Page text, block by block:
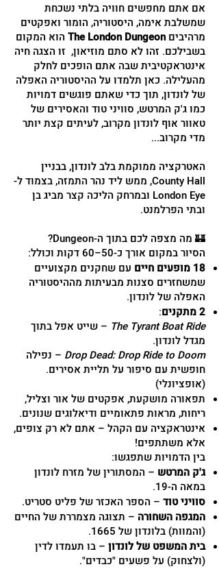
אם אתם מחפשים חוויה בלתי נשכחת
שמשלבת אימה, היסטוריה, הומור ואפקטים
מרהיביםThe London Dungeon הוא המקום
בשבילכם. זהו לא סתם מוזיאון, זו הצגה חיה
אינטראקטיבית שבה אתם הופכים לחלק
מהעלילה. כאן תלמדו על ההיסטוריה האפלה
של לונדון, תוך כדי שאתם פוגשים דמויות
כמו ג'ק המרטש, סוויני טוד והאסירים של
טאוור אוף לונדון מקרוב, לעיתים קצת יותר
מדי מקרוב...
האטרקציה ממוקמת בלב לונדון, בבניין
County Hall, ממש ליד נהר התמזה, בצמוד ל-
London Eye ובמרחק הליכה קצר מביג בן
ובתי הפרלמנט.
🏰 מה מצפה לכם בתוך ה-Dungeon?
הסיור במקום אורך כ-50–60 דקות וכולל:
18 מופעים חיים
עם שחקנים מקצועיים
שמשחזרים סצנות מבעיתות מההיסטוריה
האפלה של לונדון.
2 מתקנים
:
The Tyrant Boat Ride – שייט אפל בתוך
מגדל לונדון.
Drop Dead: Drop Ride to Doom – נפילה
חופשית עם סיפור על תליית אסירים.
(אופציונלי)
תפאורה מושקעת, אפקטים של אור וצליל,
ריחות, מראות פתאומיים ודיאלוגים שנונים.
אינטראקציה עם הקהל – אתם לא רק צופים,
אלא משתתפים!
בין הדמויות שתפגשו:
ג'ק המרטש – המסתורין של מזרח לונדון
במאה ה-19.
סוויני טוד – הספר האכזר של פליט סטריט.
המגפה השחורה – תצוגה מצמררת של החיים
(והמוות) בלונדון של 1665.
בית המשפט של לונדון – בו תעמדו לדין
(ולצחוק) על פשעים "כבדים".